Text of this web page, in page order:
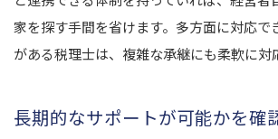
家を探す手間を省けます。 多方面に対応で
がある税理士は、複雑な承継にも柔軟に対
長期的なサポートが可能かを確